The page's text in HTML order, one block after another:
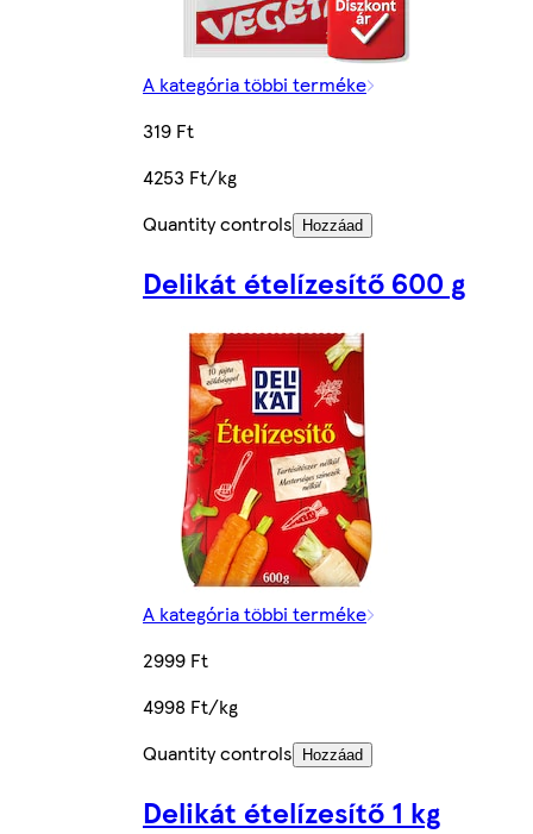
A kategória többi terméke
319 Ft
4253 Ft/kg
Quantity controls
Hozzáad
Delikát ételízesítő 600 g
A kategória többi terméke
2999 Ft
4998 Ft/kg
Quantity controls
Hozzáad
Delikát ételízesítő 1 kg